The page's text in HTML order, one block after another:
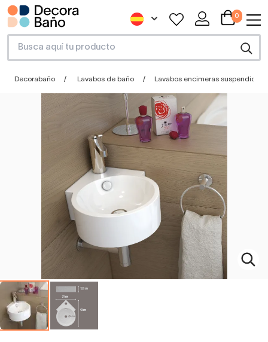
0
Decorabaño Lavabos de baño Lavabos encimeras suspendidos